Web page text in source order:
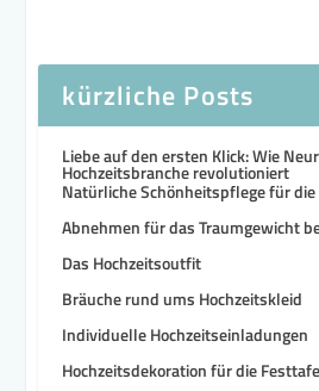
kürzliche Posts
Liebe auf den ersten Klick: Wie
Hochzeitsbranche revolutioniert
Natürliche Schönheitspflege für die
Abnehmen für das Traumgewicht
Das Hochzeitsoutfit
Bräuche rund ums Hochzeitskleid
Individuelle Hochzeitseinladungen
Hochzeitsdekoration für die